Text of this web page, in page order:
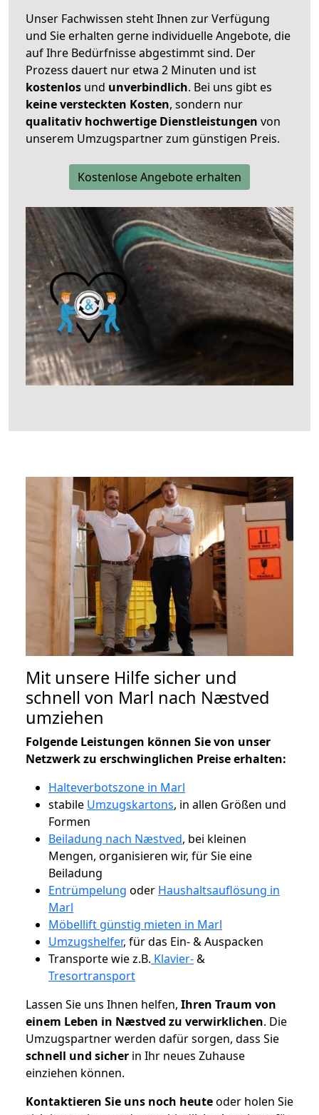
Unser Fachwissen steht Ihnen zur Verfügung
und Sie erhalten gerne individuelle Angebote, die
auf Ihre Bedürfnisse abgestimmt sind. Der
Prozess dauert nur etwa 2 Minuten und ist
kostenlos und unverbindlich. Bei uns gibt es
keine versteckten Kosten, sondern nur
qualitativ hochwertige Dienstleistungen von
unserem Umzugspartner zum günstigen Preis.
Kostenlose Angebote erhalten
Mit unsere Hilfe sicher und
schnell von Marl nach Næstved
umziehen
Folgende Leistungen können Sie von unser
Netzwerk zu erschwinglichen Preise erhalten:
Halteverbotszone in Marl
stabile Umzugskartons, in allen Größen und
Formen
Beiladung nach Næstved, bei kleinen
Mengen, organisieren wir, für Sie eine
Beiladung
Entrümpelung oder Haushaltsauflösung in
Marl
Möbellift günstig mieten in Marl
Umzugshelfer, für das Ein- & Auspacken
Transporte wie z.B. Klavier-&
Tresortransport
Lassen Sie uns Ihnen helfen, Ihren Traum von
einem Leben in Næstved zu verwirklichen. Die
Umzugspartner werden dafür sorgen, dass Sie
schnell und sicher in Ihr neues Zuhause
einziehen können.
Kontaktieren Sie uns noch heuteoder holen Sie